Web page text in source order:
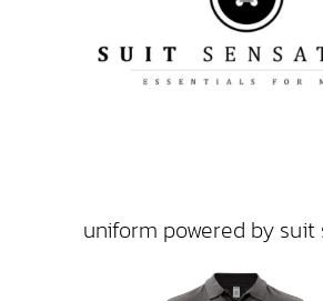
uniform powered by